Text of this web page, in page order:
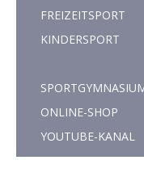
FREIZEITSPORT
KINDERSPORT
ONLINE-SHOP
YOUTUBE-KANAL